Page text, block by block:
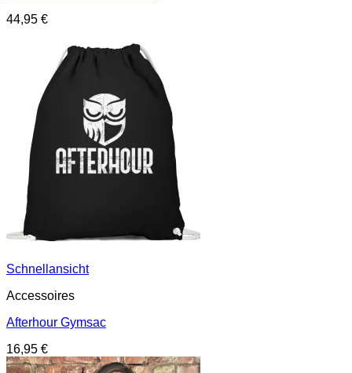
44,95 €
Schnellansicht
Accessoires
Afterhour Gymsac
16,95 €